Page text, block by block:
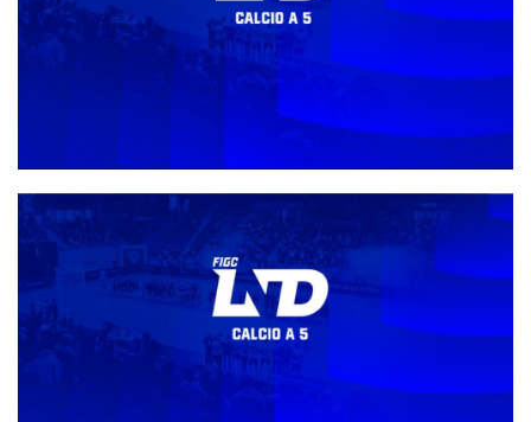
Sport: "È motivo di grande orgoglio"